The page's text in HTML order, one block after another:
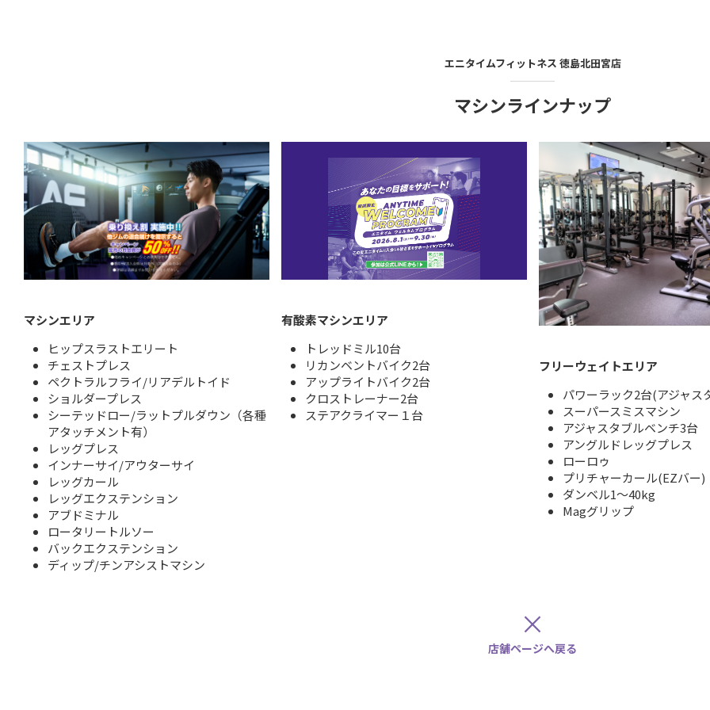
エニタイムフィットネス 徳島北田宮店
マシンラインナップ
マシンエリア
ヒップスラストエリート
チェストプレス
ペクトラルフライ/リアデルトイド
ショルダープレス
シーテッドロー/ラットプルダウン（各種
アタッチメント有）
レッグプレス
インナーサイ/アウターサイ
レッグカール
レッグエクステンション
アブドミナル
ロータリートルソー
バックエクステンション
ディップ/チンアシストマシン
有酸素マシンエリア
トレッドミル10台
リカンベントバイク2台
アップライトバイク2台
クロストレーナー2台
ステアクライマー１台
フリーウェイトエリア
パワーラック2台(アジャス
スーパースミスマシン
アジャスタブルベンチ3台
アングルドレッグプレス
ローロゥ
プリチャーカール(EZバー)
ダンベル1～40kg
Magグリップ
×
店舗ページへ戻る